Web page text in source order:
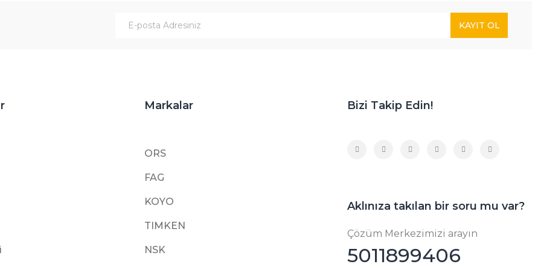
KAYIT OL
Markalar
ORS
FAG
KOYO
TIMKEN
NSK
Bizi Takip Edin!
Aklınıza takılan bir soru mu var?
Çözüm Merkezimizi arayın
5011899406